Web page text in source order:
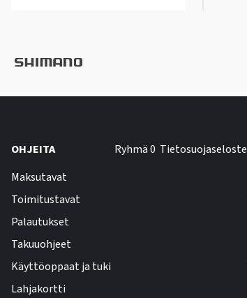
OHJEITA
Maksutavat
Toimitustavat
Palautukset
Takuuohjeet
Käyttöoppaat ja tuki
Lahjakortti
Ryhmä 0 Tietosuojaseloste